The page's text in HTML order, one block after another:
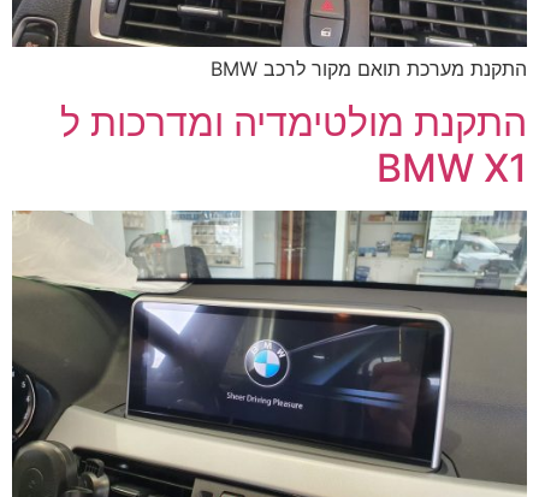
התקנת מערכת תואם מקור לרכב BMW
התקנת מולטימדיה ומדרכות ל
BMW X1